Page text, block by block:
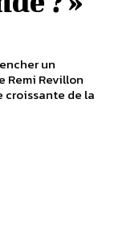
un
Remi Revillon
croissante de la